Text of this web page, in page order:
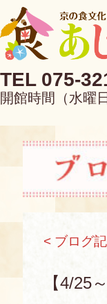
TEL 075-
開館時間（水曜
< ブログ
【4/25